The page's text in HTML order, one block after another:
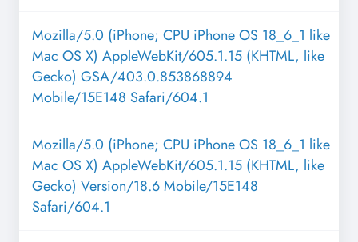
Mozilla/5.0 (iPhone; CPU iPhone OS 18_6_1 like
Mac OS X) AppleWebKit/605.1.15 (KHTML, like
Gecko) GSA/403.0.853868894
Mobile/15E148 Safari/604.1
Mozilla/5.0 (iPhone; CPU iPhone OS 18_6_1 like
Mac OS X) AppleWebKit/605.1.15 (KHTML, like
Gecko) Version/18.6 Mobile/15E148
Safari/604.1